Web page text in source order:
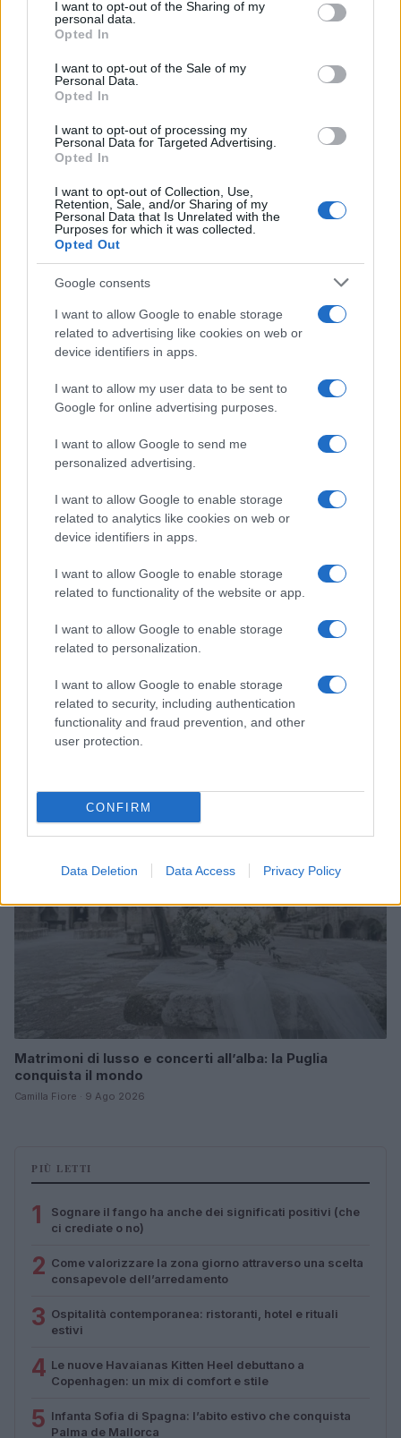
not limited to your visit or usage behaviour. You may click to
grant or deny consent to Google and its third-party tags to
use your data for below specified purposes in below Google
consent section.
I want to opt-out of the Sharing of my
personal data.
Opted In
I want to opt-out of the Sale of my
Personal Data.
Opted In
I want to opt-out of processing my
Personal Data for Targeted Advertising.
Opted In
I want to opt-out of Collection, Use,
Retention, Sale, and/or Sharing of my
Personal Data that Is Unrelated with the
Purposes for which it was collected.
Opted Out
Google consents
I want to allow Google to enable storage
related to advertising like cookies on web or
device identifiers in apps.
I want to allow my user data to be sent to
Google for online advertising purposes.
I want to allow Google to send me
personalized advertising.
I want to allow Google to enable storage
related to analytics like cookies on web or
device identifiers in apps.
I want to allow Google to enable storage
related to functionality of the website or app.
I want to allow Google to enable storage
related to personalization.
I want to allow Google to enable storage
related to security, including authentication
functionality and fraud prevention, and other
user protection.
CONFIRM
Data Deletion Data Access Privacy Policy
Continua a leggere
LIFESTYLE
Mostre a Parigi estate 2026: cosa vedere nei musei e
Beatrice Bonaventura · 9 Ago 2026
Accessori IKEA per la cura delle piante: pratici e di
design
LIFESTYLE
Matrimoni di lusso e concerti all’alba: la Puglia
conquista il mondo
Camilla Fiore · 9 Ago 2026
PIÙ LETTI
1
Sognare il fango ha anche dei significati positivi (che
ci crediate o no)
2 Come valorizzare la zona giorno attraverso una scelta
consapevole dell’arredamento
3 Ospitalità contemporanea: ristoranti, hotel e rituali
estivi
4 Le nuove Havaianas Kitten Heel debuttano a
Copenhagen: un mix di comfort e stile
5 Infanta Sofia di Spagna: l’abito estivo che conquista
Palma de Mallorca